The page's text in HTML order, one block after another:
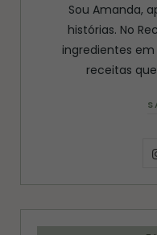
Sou Amanda,
histórias. No
ingredientes
receitas